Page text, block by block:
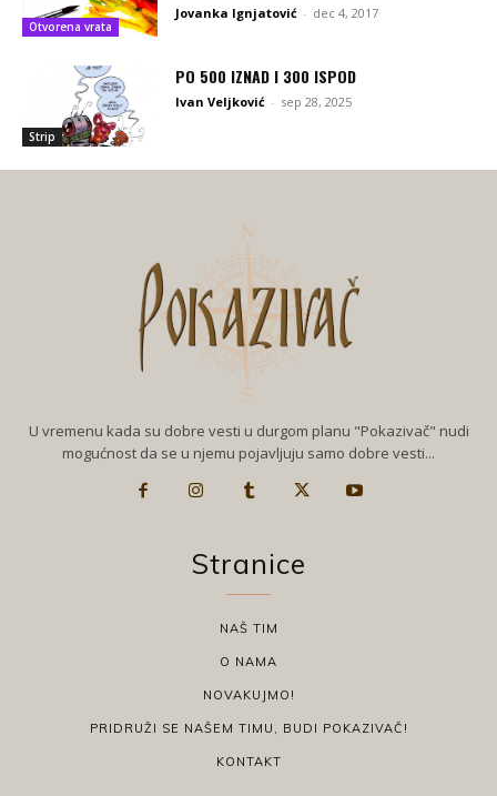
Otvorena vrata
Jovanka Ignjatović - dec 4, 2017
Strip
PO 500 IZNAD I 300 ISPOD
Ivan Veljković - sep 28, 2025
U vremenu kada su dobre vesti u durgom planu "Pokazivač" nudi
mogućnost da se u njemu pojavljuju samo dobre vesti...
Stranice
NAŠ TIM
O NAMA
NOVAKUJMO!
PRIDRUŽI SE NAŠEM TIMU, BUDI POKAZIVAČ!
KONTAKT